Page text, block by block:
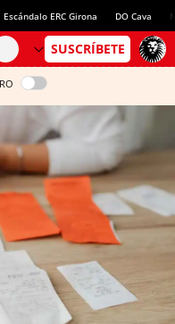
Escándalo ERC Girona DO Cava